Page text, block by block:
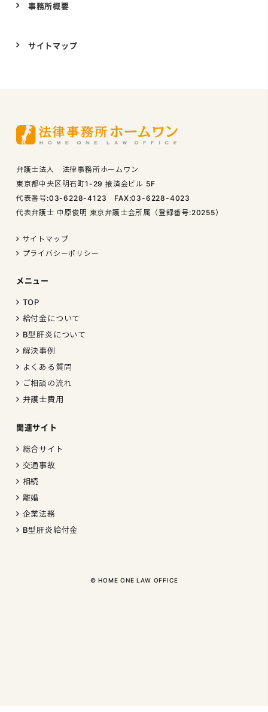
事務所概要
サイトマップ
弁護士法人 法律事務所ホームワン
東京都中央区明石町1-29 掖済会ビル 5F
代表番号:03-6228-4123 FAX:03-6228-4023
代表弁護士 中原俊明 東京弁護士会所属（登録番号:20255）
サイトマップ
プライバシーポリシー
メニュー
TOP
給付金について
B型肝炎について
解決事例
よくある質問
ご相談の流れ
弁護士費用
関連サイト
総合サイト
交通事故
相続
離婚
企業法務
B型肝炎給付金
©︎ HOME ONE LAW OFFICE